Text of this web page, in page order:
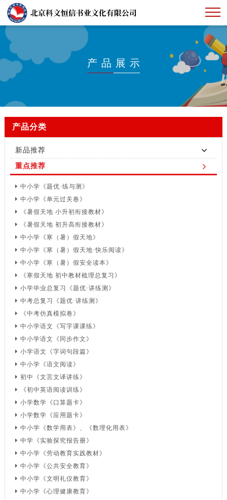
企业概括
下载中心
产品展示
产品分类
新品推荐
重点推荐
中小学《题优·练与测》
中小学《单元过关卷》
《暑假天地 小升初衔接教材》
《暑假天地 初升高衔接教材》
中小学《寒（暑）假天地》
中小学《寒（暑）假天地·快乐阅读》
中小学《寒（暑）假安全读本》
《寒假天地 初中教材梳理总复习》
小学毕业总复习《题优·讲练测》
中考总复习《题优·讲练测》
《中考仿真模拟卷》
中小学语文《写字课课练》
中小学语文《同步作文》
小学语文《字词句段篇》
中小学《语文阅读》
初中《文言文译讲练》
《初中英语阅读训练》
小学数学《口算题卡》
小学数学《应用题卡》
中小学《数学用表》、《数理化用表》
中学《实验探究报告册》
中小学《劳动教育实践教材》
中小学《公共安全教育》
中小学《文明礼仪教育》
中小学《心理健康教育》